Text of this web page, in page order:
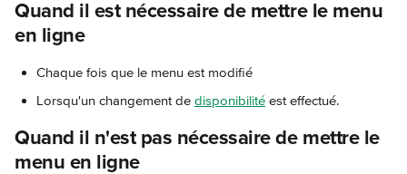
Quand il est nécessaire de mettre le menu
en ligne
Chaque fois que le menu est modifié
Lorsqu'un changement de disponibilité est effectué.
Quand il n'est pas nécessaire de mettre le
menu en ligne